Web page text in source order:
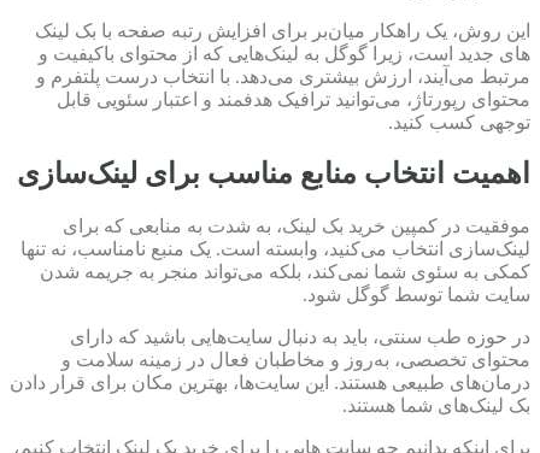
این روش، یک راهکار میان‌بر برای افزایش رتبه صفحه با بک لینک
های جدید است، زیرا گوگل به لینک‌هایی که از محتوای باکیفیت و
مرتبط می‌آیند، ارزش بیشتری می‌دهد. با انتخاب درست پلتفرم و
محتوای رپورتاژ، می‌توانید ترافیک هدفمند و اعتبار سئویی قابل
توجهی کسب کنید.
اهمیت انتخاب منابع مناسب برای لینک‌سازی
موفقیت در کمپین خرید بک لینک، به شدت به منابعی که برای
لینک‌سازی انتخاب می‌کنید، وابسته است. یک منبع نامناسب، نه تنها
کمکی به سئوی شما نمی‌کند، بلکه می‌تواند منجر به جریمه شدن
سایت شما توسط گوگل شود.
در حوزه طب سنتی، باید به دنبال سایت‌هایی باشید که دارای
محتوای تخصصی، به‌روز و مخاطبان فعال در زمینه سلامت و
درمان‌های طبیعی هستند. این سایت‌ها، بهترین مکان برای قرار دادن
بک لینک‌های شما هستند.
برای اینکه بدانیم چه سایت هایی را برای خرید بک لینک انتخاب کنیم،